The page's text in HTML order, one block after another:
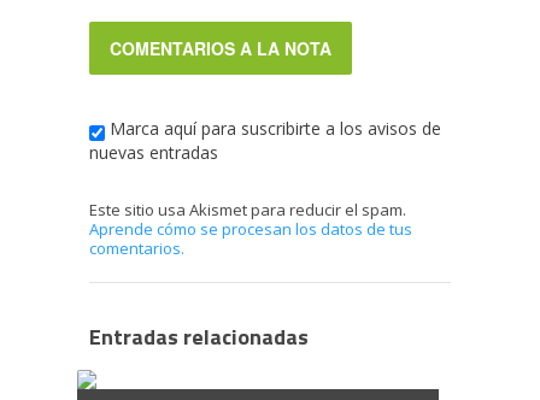
Marca aquí para suscribirte a los avisos de
nuevas entradas
Este sitio usa Akismet para reducir el spam.
Aprende cómo se procesan los datos de tus
comentarios.
Entradas relacionadas